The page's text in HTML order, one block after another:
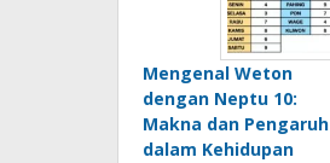
Mengenal Weton
dengan Neptu 10:
Makna dan Pengaruh
dalam Kehidupan